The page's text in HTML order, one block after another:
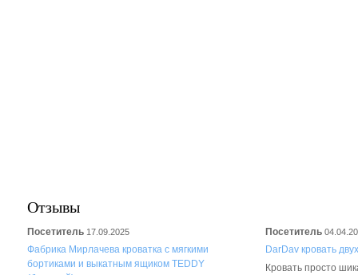
Отзывы
Посетитель 17.09.2025
Фабрика Мирлачева кроватка с мягкими
бортиками и выкатным ящиком TEDDY
Посетитель
DarDav кровать
Кровать просто